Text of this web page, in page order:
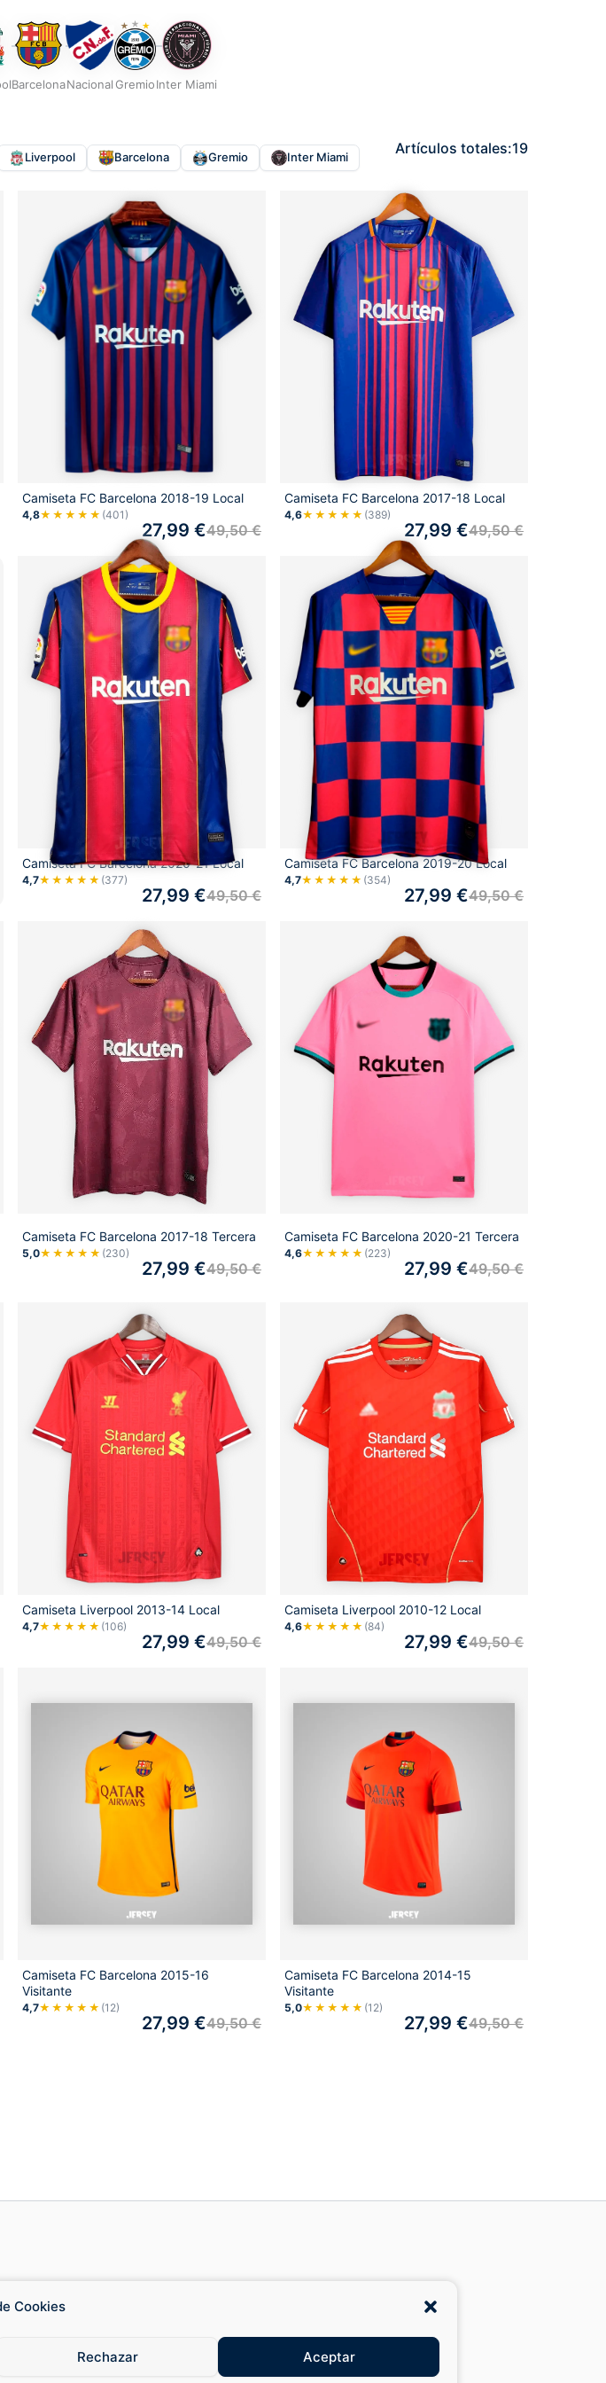
Cookies
Aceptar
Rechazar
BarcelonaNacionalGremioInter Miami
Liverpool Barcelona Gremio Inter Miami Artículos totales:19
Camiseta FC Barcelona 2018-19 Local
4,8★★★★★ (401)
49,50€
27,99 €
Camiseta FC Barcelona 2017-18 Local
4,6★★★★★ (389)
49,50€
27,99 €
Camiseta FC Barcelona 2020-21 Local
4,7★★★★★ (377)
49,50€
27,99 €
Camiseta FC Barcelona 2019-20 Local
4,7★★★★★ (354)
49,50€
27,99 €
Camiseta FC Barcelona 2017-18 Tercera
5,0★★★★★ (230)
49,50€
27,99 €
Camiseta FC Barcelona 2020-21 Tercera
4,6★★★★★ (223)
49,50€
27,99 €
Camiseta Liverpool 2013-14 Local
4,7★★★★★ (106)
49,50€
27,99 €
Camiseta Liverpool 2010-12 Local
4,6★★★★★ (84)
49,50€
27,99 €
Camiseta FC Barcelona 2015-16
Visitante
4,7★★★★★ (12)
49,50€
27,99 €
Camiseta FC Barcelona 2014-15
Visitante
5,0★★★★★ (12)
49,50€
27,99 €
Camisetas retro del Real Madrid